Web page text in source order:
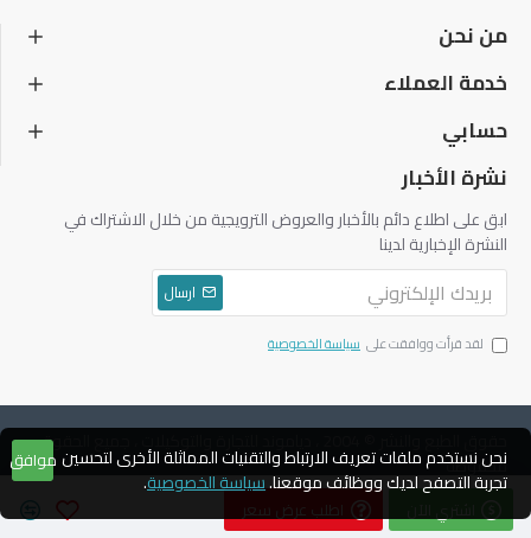
اطلب عرض سعر
من نحن
خدمة العملاء
حسابي
نشرة الأخبار
ابق على اطلاع دائم بالأخبار والعروض الترويجية من خلال الاشتراك في
النشرة الإخبارية لدينا
ارسال
لقد قرأت ووافقت على سياسة الخصوصية
حقوق الطبع والنشر © 2004 ، دياموند للتجارة والتوكيلات ، جميع الحقوق
محفوظة
موافق نحن نستخدم ملفات تعريف الارتباط والتقنيات المماثلة الأخرى لتحسين
تجربة التصفح لديك ووظائف موقعنا.سياسة الخصوصية.